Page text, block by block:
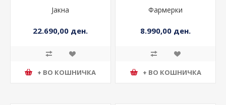
Јакна
22.690,00 ден.
+ ВО КОШНИЧКА
Фармерки
8.990,00 ден.
+ ВО КОШНИЧКА